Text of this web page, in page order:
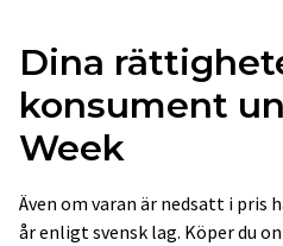
Dina
konsument
Week
Även om varan är nedsatt i
år enligt svensk lag. Köper du